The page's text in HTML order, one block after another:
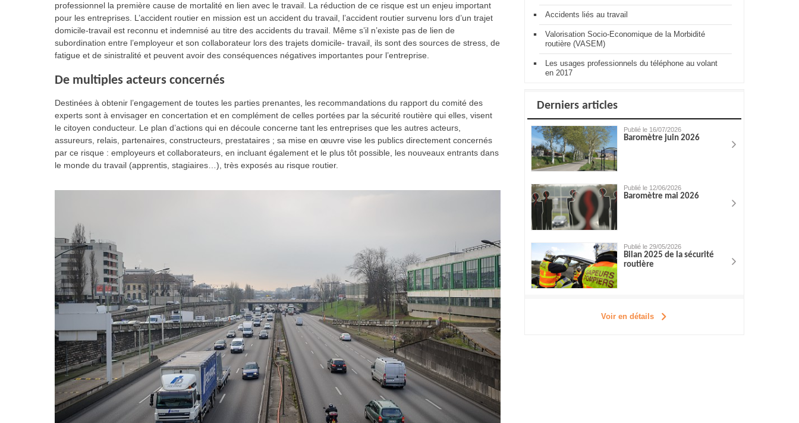
professionnel la première cause de mortalité en lien avec le travail. La réduction de ce risque est un enjeu important
pour les entreprises. L’accident routier en mission est un accident du travail, l’accident routier survenu lors d’un trajet
domicile-travail est reconnu et indemnisé au titre des accidents du travail. Même s’il n’existe pas de lien de
subordination entre l’employeur et son collaborateur lors des trajets domicile- travail, ils sont des sources de stress, de
fatigue et de sinistralité et peuvent avoir des conséquences négatives importantes pour l’entreprise.
De multiples acteurs concernés
Destinées à obtenir l’engagement de toutes les parties prenantes, les recommandations du rapport du comité des
experts sont à envisager en concertation et en complément de celles portées par la sécurité routière qui elles, visent
le citoyen conducteur. Le plan d’actions qui en découle concerne tant les entreprises que les autres acteurs,
assureurs, relais, partenaires, constructeurs, prestataires ; sa mise en œuvre vise les publics directement concernés
par ce risque : employeurs et collaborateurs, en incluant également et le plus tôt possible, les nouveaux entrants dans
le monde du travail (apprentis, stagiaires…), très exposés au risque routier.
Accidents liés au travail
Valorisation Socio-Economique de la Morbidité
routière (VASEM)
Les usages professionnels du téléphone au volant
en 2017
Derniers articles
Publié le 16/07/2026
Baromètre juin 2026
Publié le 12/06/2026
Baromètre mai 2026
Publié le 29/05/2026
Bilan 2025 de la sécurité
routière
Voir en détails